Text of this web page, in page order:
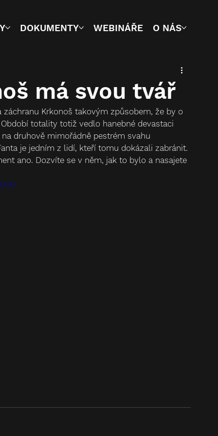
DOKUMENTY WEBINÁŘE O NÁS
má svou tvář
Krkonoš takovým způsobem, že by o
totality totiž vedlo hanebné devastaci
druhově mimořádně pestrém svahu
je jedním z lidí, kteří tomu dokázali zabránit.
ano. Dozvíte se v něm, jak to bylo a nasajete